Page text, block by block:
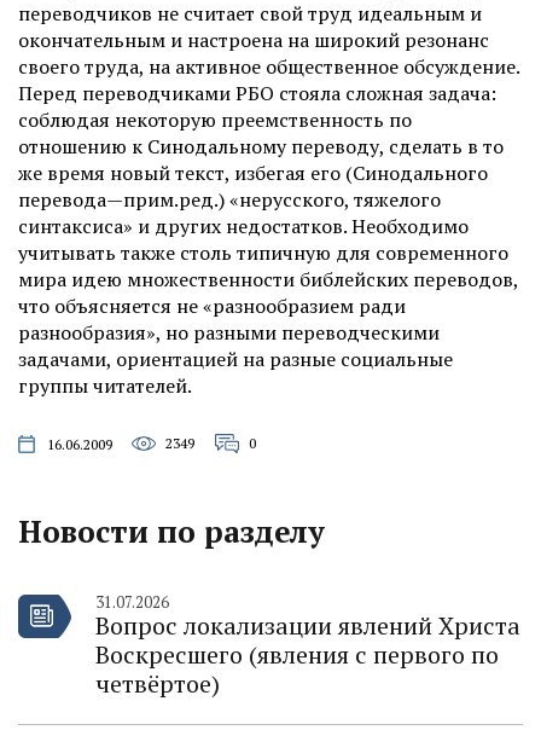
переводчиков не считает свой труд идеальным и
окончательным и настроена на широкий резонанс
своего труда, на активное общественное обсуждение.
Перед переводчиками РБО стояла сложная задача:
соблюдая некоторую преемственность по
отношению к Синодальному переводу, сделать в то
же время новый текст, избегая его (Синодального
перевода—прим.ред.) «нерусского, тяжелого
синтаксиса» и других недостатков. Необходимо
учитывать также столь типичную для современного
мира идею множественности библейских переводов,
что объясняется не «разнообразием ради
разнообразия», но разными переводческими
задачами, ориентацией на разные социальные
группы читателей.
16.06.2009 2349 0
Новости по разделу
31.07.2026
Вопрос локализации явлений Христа
Воскресшего (явления с первого по
четвёртое)